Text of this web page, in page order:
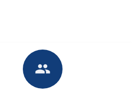
people